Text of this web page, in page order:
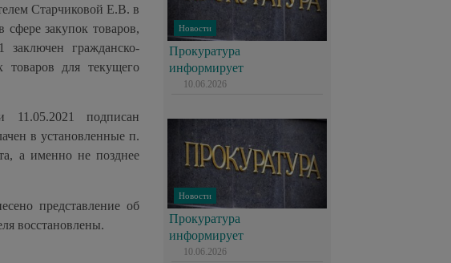
Старчиковой Е.В. в
закупок товаров,
заключен гражданско-
для текущего
подписан
в установленные п.
а именно не позднее
представление об
восстановлены.
Новости
Прокуратура
информирует
10.06.2026
Новости
Прокуратура
информирует
10.06.2026